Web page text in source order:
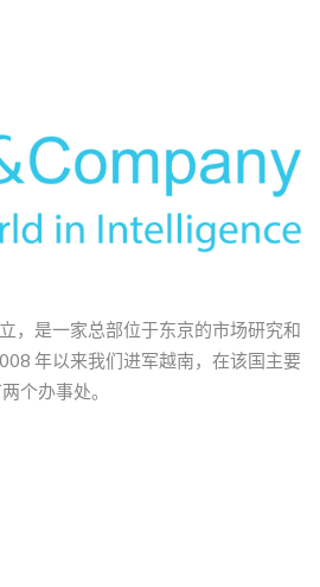
，是一家总部位于东京的市场研究和
年以来我们进军越南，在该国主要
个办事处。